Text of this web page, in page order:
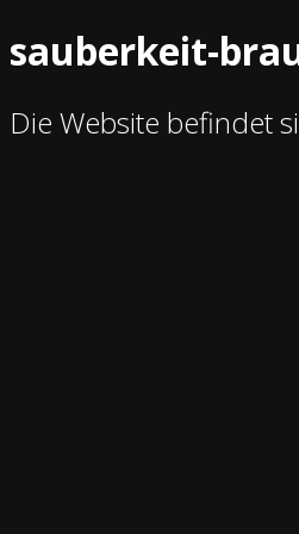
sauberkeit-
Die Website befindet